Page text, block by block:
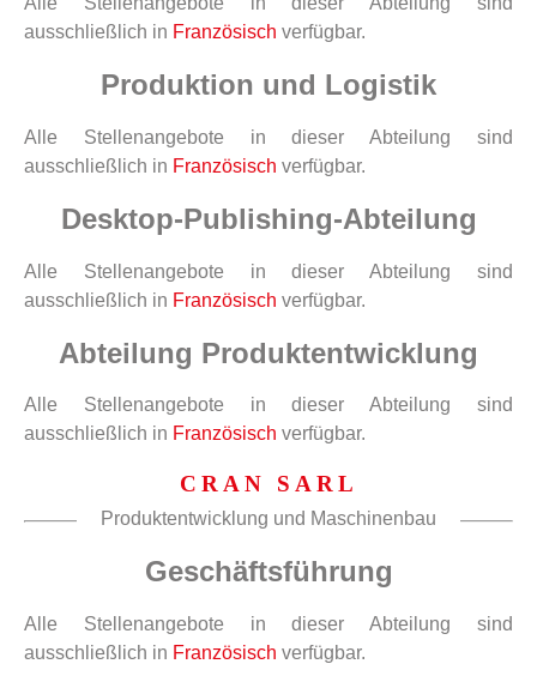
ausschließlich in Französisch verfügbar.
Produktion und Logistik
Alle Stellenangebote in dieser Abteilung sind
ausschließlich in Französisch verfügbar.
Desktop-Publishing-Abteilung
Alle Stellenangebote in dieser Abteilung sind
ausschließlich in Französisch verfügbar.
Abteilung Produktentwicklung
Alle Stellenangebote in dieser Abteilung sind
ausschließlich in Französisch verfügbar.
CRAN SARL
Produktentwicklung und Maschinenbau
Geschäftsführung
Alle Stellenangebote in dieser Abteilung sind
ausschließlich in Französisch verfügbar.